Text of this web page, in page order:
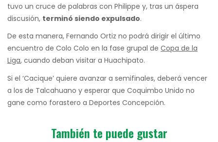
tuvo un cruce de palabras con Philippe y, tras un áspera
discusión, terminó siendo expulsado.
De esta manera, Fernando Ortiz no podrá dirigir el último
encuentro de Colo Colo en la fase grupal de Copa de la
Liga, cuando deban visitar a Huachipato.
Si el ‘Cacique’ quiere avanzar a semifinales, deberá vencer
a los de Talcahuano y esperar que Coquimbo Unido no
gane como forastero a Deportes Concepción.
También te puede gustar